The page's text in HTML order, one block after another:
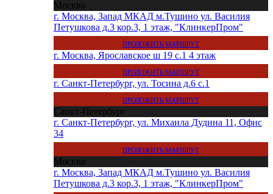
Москва
г. Москва, Запад МКАД м.Тушино ул. Василия
Петушкова д.3 кор.3, 1 этаж, "КлинкерПром"
ПРОЛОЖИТЬ МАРШРУТ
г. Москва, Ярославское ш 19 с.1 4 этаж
ПРОЛОЖИТЬ МАРШРУТ
г. Санкт-Петербург, ул. Тосина д.6 с.1
ПРОЛОЖИТЬ МАРШРУТ
Санкт-Петербург
г. Санкт-Петербург, ул. Михаила Дудина 11, Офис
34
ПРОЛОЖИТЬ МАРШРУТ
Москва
г. Москва, Запад МКАД м.Тушино ул. Василия
Петушкова д.3 кор.3, 1 этаж, "КлинкерПром"